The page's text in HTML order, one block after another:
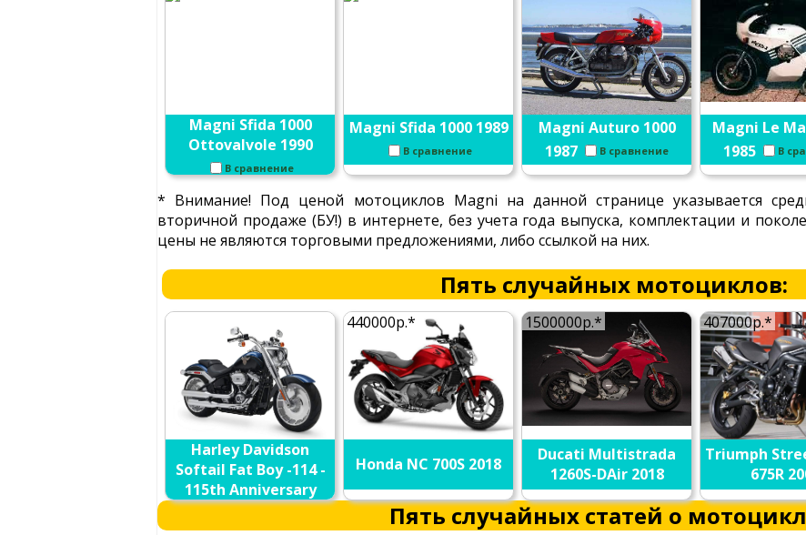
Magni Sfida 1000
Ottovalvole 1990
В сравнение
Magni Sfida 1000 1989
В сравнение
Magni Auturo 1000
1987
В сравнение
Magni Le
1985
В
* Внимание! Под ценой мотоциклов Magni на данной странице указывается
вторичной продаже (БУ!) в интернете, без учета года выпуска, комплектации и
цены не являются торговыми предложениями, либо ссылкой на них.
Пять случайных мотоциклов:
Harley Davidson
Softail Fat Boy -114 -
115th Anniversary
2018
440000р.*
Honda NC 700S 2018
1500000р.*
Ducati Multistrada
1260S-DAir 2018
407000р.*
Triumph
675R
Пять случайных статей о